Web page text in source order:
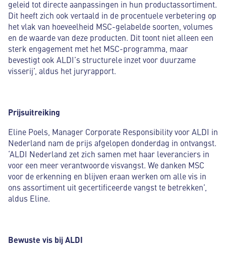
geleid tot directe aanpassingen in hun productassortiment.
Dit heeft zich ook vertaald in de procentuele verbetering op
het vlak van hoeveelheid MSC-gelabelde soorten, volumes
en de waarde van deze producten. Dit toont niet alleen een
sterk engagement met het MSC-programma, maar
bevestigt ook ALDI’s structurele inzet voor duurzame
visserij’, aldus het juryrapport.
Prijsuitreiking
Eline Poels, Manager Corporate Responsibility voor ALDI in
Nederland nam de prijs afgelopen donderdag in ontvangst.
‘ALDI Nederland zet zich samen met haar leveranciers in
voor een meer verantwoorde visvangst. We danken MSC
voor de erkenning en blijven eraan werken om alle vis in
ons assortiment uit gecertificeerde vangst te betrekken’,
aldus Eline.
Bewuste vis bij ALDI